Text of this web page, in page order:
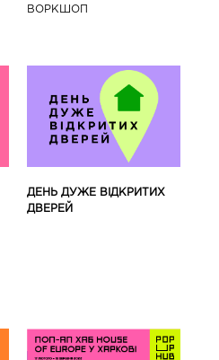
ВОРКШОП
ДЕНЬ ДУЖЕ ВІДКРИТИХ
ДВЕРЕЙ